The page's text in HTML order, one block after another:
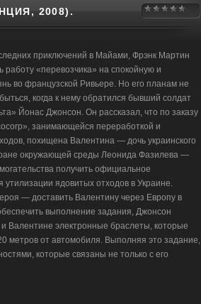
2008).
приключений в Майами, Фрэнк Мартин
«перевозчика» на спокойную и
во французской Ривьере. Но его планам не
когда к нему обратился бывший солдат
Йонас Джонсон. Он рассказал, что по заказу
занимающейся переработкой и
похищена Валентина — дочь украинского
окружающей среды Леонида Фазилева —
получить официальное
ядовитых отходов в Украине.
— доставить Валентину через Европу в
выполнение задания, Джонсон
Валентине электронные браслеты, которые
метров от автомобиля. Выполняя это задание,
которые связаны не только с его